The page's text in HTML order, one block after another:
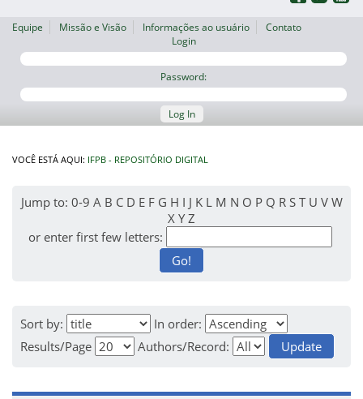
Equipe Missão e Visão Informações ao usuário
Contato
Login
Password:
Log In
VOCÊ ESTÁ AQUI: IFPB - REPOSITÓRIO DIGITAL
Jump to: 0-9 A B C D E F G H I J K L M N O P Q R S T U V W
X Y Z
or enter first few letters:
Sort by:
In order:
Results/Page
Authors/Record: